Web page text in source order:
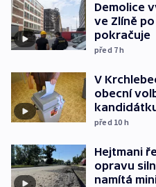
Demolice
ve Zlíně
pokračuje
před 7h
V
obecní
před 10 h
Hejtmani
opravu
namítá